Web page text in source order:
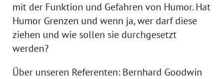
mit der Funktion und Gefahren von Humor. Hat
Humor Grenzen und wenn ja, wer darf diese
ziehen und wie sollen sie durchgesetzt
werden?
Über unseren Referenten: Bernhard Goodwin